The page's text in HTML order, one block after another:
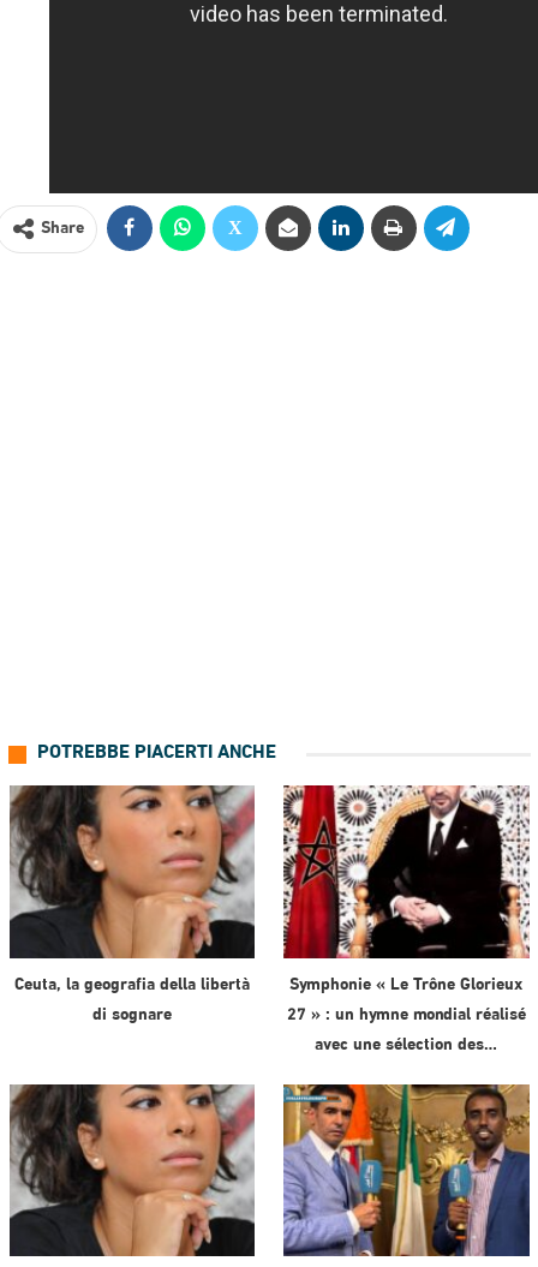
Share
POTREBBE PIACERTI ANCHE
Ceuta, la geografia della libertà
di sognare
Symphonie « Le Trône Glorieux
27 » : un hymne mondial réalisé
avec une sélection des…